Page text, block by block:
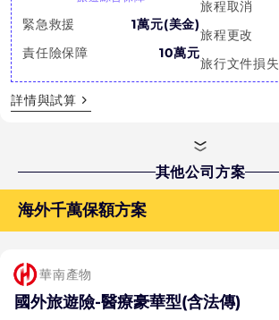
緊急救援
1萬元(美金)
責任險保障
10萬元
旅程取消
旅程更改
旅行文件損失
詳情與試算
其他公司方案
海外千萬保額方案
華南產物
國外旅遊險-醫療豪華型(含法傳)